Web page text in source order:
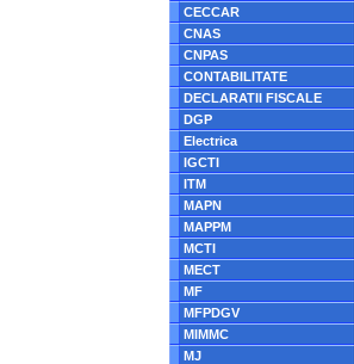
CECCAR
CNAS
CNPAS
CONTABILITATE
DECLARATII FISCALE
DGP
Electrica
IGCTI
ITM
MAPN
MAPPM
MCTI
MECT
MF
MFPDGV
MIMMC
MJ